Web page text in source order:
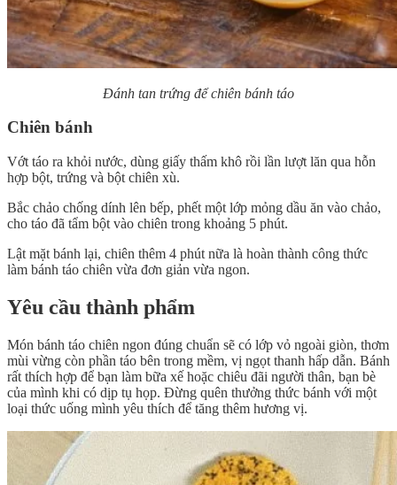
Đánh tan trứng để chiên bánh táo
Chiên bánh
Vớt táo ra khỏi nước, dùng giấy thấm khô rồi lần lượt lăn qua hỗn
hợp bột, trứng và bột chiên xù.
Bắc chảo chống dính lên bếp, phết một lớp mỏng dầu ăn vào chảo,
cho táo đã tẩm bột vào chiên trong khoảng 5 phút.
Lật mặt bánh lại, chiên thêm 4 phút nữa là hoàn thành công thức
làm bánh táo chiên vừa đơn giản vừa ngon.
Yêu cầu thành phẩm
Món bánh táo chiên ngon đúng chuẩn sẽ có lớp vỏ ngoài giòn, thơm
mùi vừng còn phần táo bên trong mềm, vị ngọt thanh hấp dẫn. Bánh
rất thích hợp để bạn làm bữa xế hoặc chiêu đãi người thân, bạn bè
của mình khi có dịp tụ họp. Đừng quên thưởng thức bánh với một
loại thức uống mình yêu thích để tăng thêm hương vị.